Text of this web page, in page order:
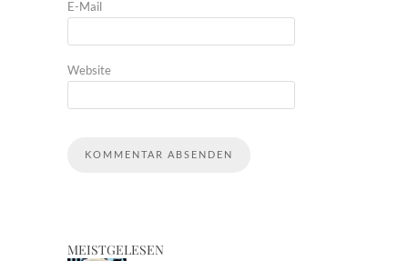
E-Mail
Website
MEISTGELESEN